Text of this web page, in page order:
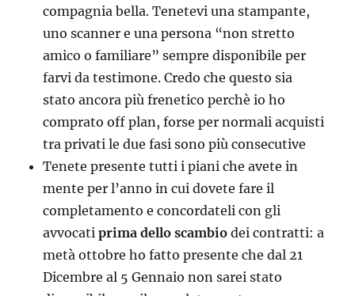
compagnia bella. Tenetevi una stampante,
uno scanner e una persona “non stretto
amico o familiare” sempre disponibile per
farvi da testimone. Credo che questo sia
stato ancora più frenetico perchè io ho
comprato off plan, forse per normali acquisti
tra privati le due fasi sono più consecutive
Tenete presente tutti i piani che avete in
mente per l’anno in cui dovete fare il
completamento e concordateli con gli
avvocatiprima dello scambio dei contratti: a
metà ottobre ho fatto presente che dal 21
Dicembre al 5 Gennaio non sarei stato